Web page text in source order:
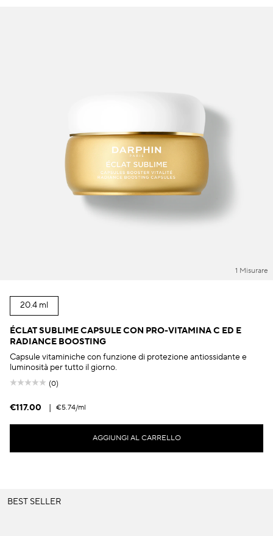
1 Misurare
20.4 ml
ÉCLAT SUBLIME CAPSULE CON PRO-VITAMINA C ED E
RADIANCE BOOSTING
Capsule vitaminiche con funzione di protezione antiossidante e
luminosità per tutto il giorno.
(0)
€117.00 | €5.74/ml
AGGIUNGI AL CARRELLO
BEST SELLER